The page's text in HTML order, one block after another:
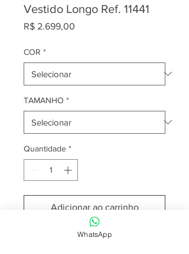
Vestido Longo Ref. 11441
R$ 2.699,00
COR *
TAMANHO *
Quantidade *
Adicionar ao carrinho
WhatsApp